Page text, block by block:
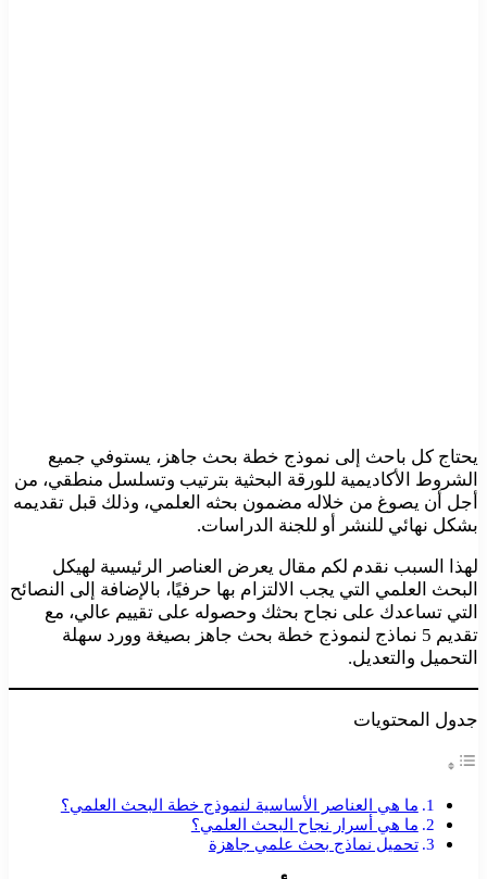
يحتاج كل باحث إلى نموذج خطة بحث جاهز، يستوفي جميع
الشروط الأكاديمية للورقة البحثية بترتيب وتسلسل منطقي، من
أجل أن يصوغ من خلاله مضمون بحثه العلمي، وذلك قبل تقديمه
بشكل نهائي للنشر أو للجنة الدراسات.
لهذا السبب نقدم لكم مقال يعرض العناصر الرئيسية لهيكل
البحث العلمي التي يجب الالتزام بها حرفيًا، بالإضافة إلى النصائح
التي تساعدك على نجاح بحثك وحصوله على تقييم عالي، مع
تقديم 5 نماذج لنموذج خطة بحث جاهز بصيغة وورد سهلة
التحميل والتعديل.
جدول المحتويات
ما هي العناصر الأساسية لنموذج خطة البحث العلمي؟
ما هي أسرار نجاح البحث العلمي؟
تحميل نماذج بحث علمي جاهزة